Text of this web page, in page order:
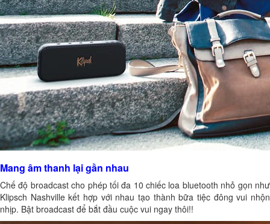
Mang âm thanh lại gần nhau
Chế độ broadcast cho phép tối đa 10 chiếc loa bluetooth nhỏ gọn như
Klipsch Nashville kết hợp với nhau tạo thành bữa tiệc đông vui nhộn
nhịp. Bật broadcast để bắt đầu cuộc vui ngay thôi!!